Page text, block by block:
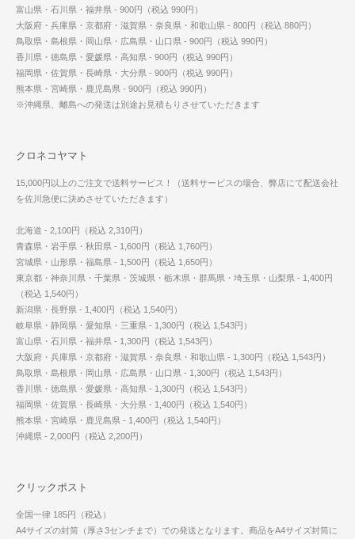
富山県・石川県・福井県 - 900円（税込 990円）
大阪府・兵庫県・京都府・滋賀県・奈良県・和歌山県 - 800円（税込 880円）
鳥取県・島根県・岡山県・広島県・山口県 - 900円（税込 990円）
香川県・徳島県・愛媛県・高知県 - 900円（税込 990円）
福岡県・佐賀県・長崎県・大分県 - 900円（税込 990円）
熊本県・宮崎県・鹿児島県 - 900円（税込 990円）
※沖縄県、離島への発送は別途お見積もりさせていただきます
クロネコヤマト
15,000円以上のご注文で送料サービス！（送料サービスの場合、弊店にて配送会社
を佐川急便に決めさせていただきます）
北海道 - 2,100円（税込 2,310円）
青森県・岩手県・秋田県 - 1,600円（税込 1,760円）
宮城県・山形県・福島県 - 1,500円（税込 1,650円）
東京都・神奈川県・千葉県・茨城県・栃木県・群馬県・埼玉県・山梨県 - 1,400円
（税込 1,540円）
新潟県・長野県 - 1,400円（税込 1,540円）
岐阜県・静岡県・愛知県・三重県 - 1,300円（税込 1,543円）
富山県・石川県・福井県 - 1,300円（税込 1,543円）
大阪府・兵庫県・京都府・滋賀県・奈良県・和歌山県 - 1,300円（税込 1,543円）
鳥取県・島根県・岡山県・広島県・山口県 - 1,300円（税込 1,543円）
香川県・徳島県・愛媛県・高知県 - 1,300円（税込 1,543円）
福岡県・佐賀県・長崎県・大分県 - 1,400円（税込 1,540円）
熊本県・宮崎県・鹿児島県 - 1,400円（税込 1,540円）
沖縄県 - 2,000円（税込 2,200円）
クリックポスト
全国一律 185円（税込）
A4サイズの封筒（厚さ3センチまで）での発送となります。商品をA4サイズ封筒に